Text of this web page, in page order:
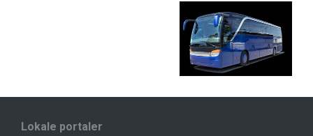
Lokale portaler